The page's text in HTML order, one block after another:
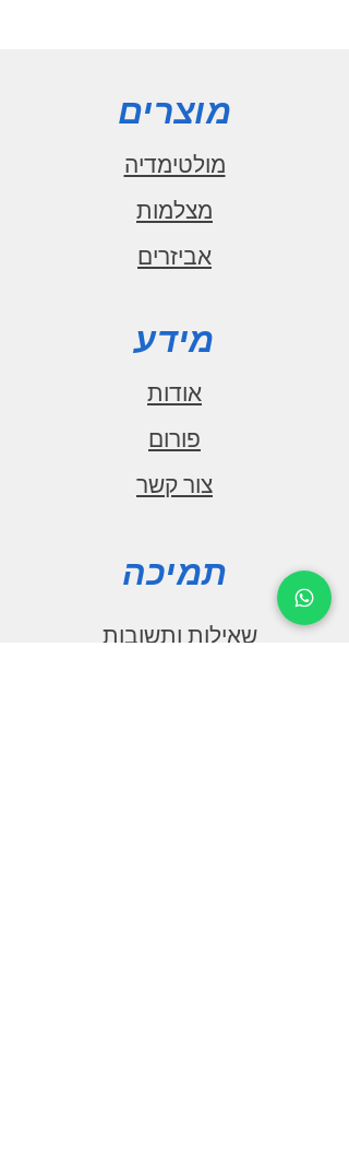
מוצרים
מולטימדיה
מצלמות
אביזרים
מידע
אודות
פורום
צור קשר
תמיכה
שאילות ותשובות